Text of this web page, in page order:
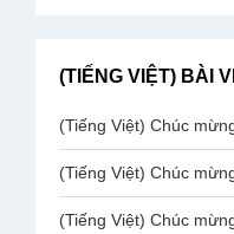
(TIẾNG VIỆT) BÀI
(Tiếng Việt) Chúc
(Tiếng Việt) Chúc